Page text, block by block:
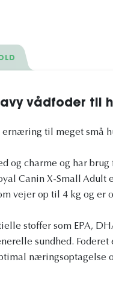
vådfoder til
ernæring til meget små
og charme og har
Canin X-Small
vejer op til 4 kg og er
stoffer som EPA,
sundhed. Foderet
næringsoptagelse